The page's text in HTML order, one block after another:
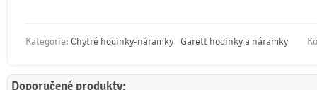
Kategorie: Chytré hodinky-náramky Garett hodinky a náramky
Doporučené produkty: